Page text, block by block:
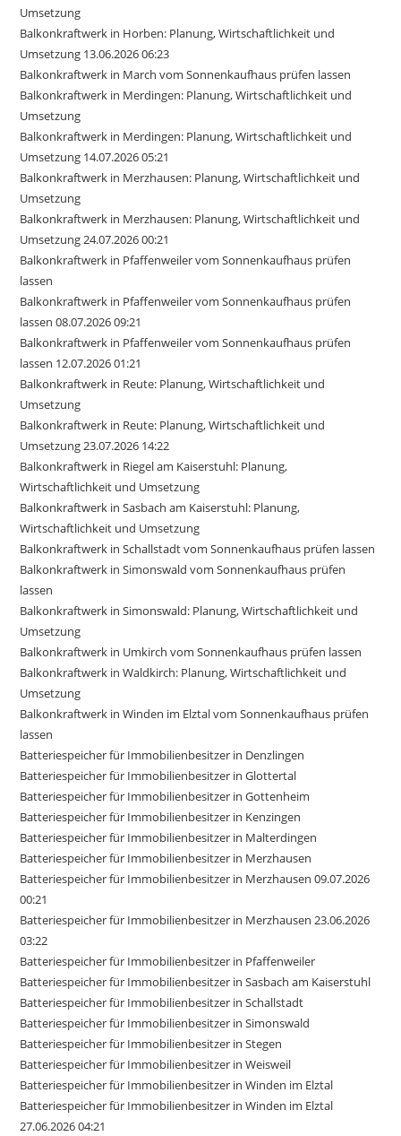
Umsetzung
Balkonkraftwerk in Horben: Planung, Wirtschaftlichkeit und
Umsetzung 13.06.2026 06:23
Balkonkraftwerk in March vom Sonnenkaufhaus prüfen lassen
Balkonkraftwerk in Merdingen: Planung, Wirtschaftlichkeit und
Umsetzung
Balkonkraftwerk in Merdingen: Planung, Wirtschaftlichkeit und
Umsetzung 14.07.2026 05:21
Balkonkraftwerk in Merzhausen: Planung, Wirtschaftlichkeit und
Umsetzung
Balkonkraftwerk in Merzhausen: Planung, Wirtschaftlichkeit und
Umsetzung 24.07.2026 00:21
Balkonkraftwerk in Pfaffenweiler vom Sonnenkaufhaus prüfen
lassen
Balkonkraftwerk in Pfaffenweiler vom Sonnenkaufhaus prüfen
lassen 08.07.2026 09:21
Balkonkraftwerk in Pfaffenweiler vom Sonnenkaufhaus prüfen
lassen 12.07.2026 01:21
Balkonkraftwerk in Reute: Planung, Wirtschaftlichkeit und
Umsetzung
Balkonkraftwerk in Reute: Planung, Wirtschaftlichkeit und
Umsetzung 23.07.2026 14:22
Balkonkraftwerk in Riegel am Kaiserstuhl: Planung,
Wirtschaftlichkeit und Umsetzung
Balkonkraftwerk in Sasbach am Kaiserstuhl: Planung,
Wirtschaftlichkeit und Umsetzung
Balkonkraftwerk in Schallstadt vom Sonnenkaufhaus prüfen lassen
Balkonkraftwerk in Simonswald vom Sonnenkaufhaus prüfen
lassen
Balkonkraftwerk in Simonswald: Planung, Wirtschaftlichkeit und
Umsetzung
Balkonkraftwerk in Umkirch vom Sonnenkaufhaus prüfen lassen
Balkonkraftwerk in Waldkirch: Planung, Wirtschaftlichkeit und
Umsetzung
Balkonkraftwerk in Winden im Elztal vom Sonnenkaufhaus prüfen
lassen
Batteriespeicher für Immobilienbesitzer in Denzlingen
Batteriespeicher für Immobilienbesitzer in Glottertal
Batteriespeicher für Immobilienbesitzer in Gottenheim
Batteriespeicher für Immobilienbesitzer in Kenzingen
Batteriespeicher für Immobilienbesitzer in Malterdingen
Batteriespeicher für Immobilienbesitzer in Merzhausen
Batteriespeicher für Immobilienbesitzer in Merzhausen 09.07.2026
00:21
Batteriespeicher für Immobilienbesitzer in Merzhausen 23.06.2026
03:22
Batteriespeicher für Immobilienbesitzer in Pfaffenweiler
Batteriespeicher für Immobilienbesitzer in Sasbach am Kaiserstuhl
Batteriespeicher für Immobilienbesitzer in Schallstadt
Batteriespeicher für Immobilienbesitzer in Simonswald
Batteriespeicher für Immobilienbesitzer in Stegen
Batteriespeicher für Immobilienbesitzer in Weisweil
Batteriespeicher für Immobilienbesitzer in Winden im Elztal
Batteriespeicher für Immobilienbesitzer in Winden im Elztal
27.06.2026 04:21